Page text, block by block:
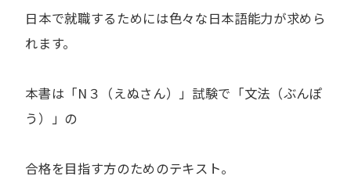
日本で就職するためには色々な日本語能力が求めら
れます。
本書は「N３（えぬさん）」試験で「文法（ぶんぽ
う）」の
合格を目指す方のためのテキスト。